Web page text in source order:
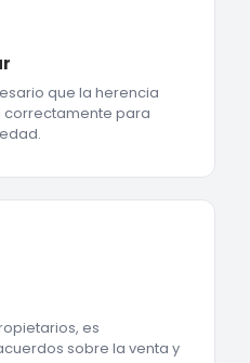
que la herencia
correctamente para
es
sobre la venta y